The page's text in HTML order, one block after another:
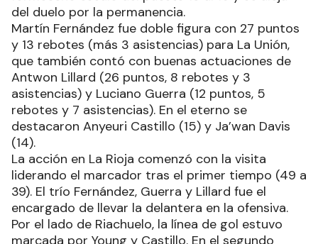
del duelo por la permanencia.
Martín Fernández fue doble figura con 27 puntos
y 13 rebotes (más 3 asistencias) para La Unión,
que también contó con buenas actuaciones de
Antwon Lillard (26 puntos, 8 rebotes y 3
asistencias) y Luciano Guerra (12 puntos, 5
rebotes y 7 asistencias). En el eterno se
destacaron Anyeuri Castillo (15) y Ja’wan Davis
(14).
La acción en La Rioja comenzó con la visita
liderando el marcador tras el primer tiempo (49 a
39). El trío Fernández, Guerra y Lillard fue el
encargado de llevar la delantera en la ofensiva.
Por el lado de Riachuelo, la línea de gol estuvo
marcada por Young y Castillo. En el segundo